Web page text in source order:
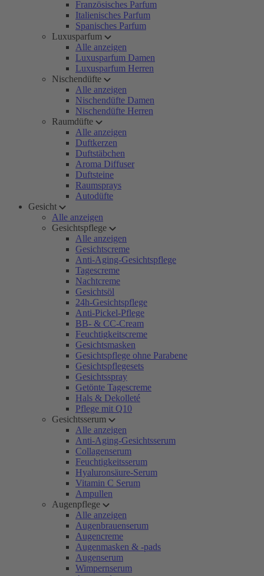
Französisches Parfum
Italienisches Parfum
Spanisches Parfum
Luxusparfum
Alle anzeigen
Luxusparfum Damen
Luxusparfum Herren
Nischendüfte
Alle anzeigen
Nischendüfte Damen
Nischendüfte Herren
Raumdüfte
Alle anzeigen
Duftkerzen
Duftstäbchen
Aroma Diffuser
Duftsteine
Raumsprays
Autodüfte
Gesicht
Alle anzeigen
Gesichtspflege
Alle anzeigen
Gesichtscreme
Anti-Aging-Gesichtspflege
Tagescreme
Nachtcreme
Gesichtsöl
24h-Gesichtspflege
Anti-Pickel-Pflege
BB- & CC-Cream
Feuchtigkeitscreme
Gesichtsmasken
Gesichtspflege ohne Parabene
Gesichtspflegesets
Gesichtsspray
Getönte Tagescreme
Hals & Dekolleté
Pflege mit Q10
Gesichtsserum
Alle anzeigen
Anti-Aging-Gesichtsserum
Collagenserum
Feuchtigkeitsserum
Hyaluronsäure-Serum
Vitamin C Serum
Ampullen
Augenpflege
Alle anzeigen
Augenbrauenserum
Augencreme
Augenmasken & -pads
Augenserum
Wimpernserum